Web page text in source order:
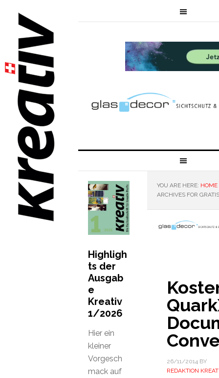
YOU ARE HERE: HOME
ARCHIVES FOR GRATIS
26/11/2014BY
REDAKTION
Highligh
ts der
Ausgab
e
Kreativ
1/2026
Hier ein
kleiner
Vorgesch
mack auf